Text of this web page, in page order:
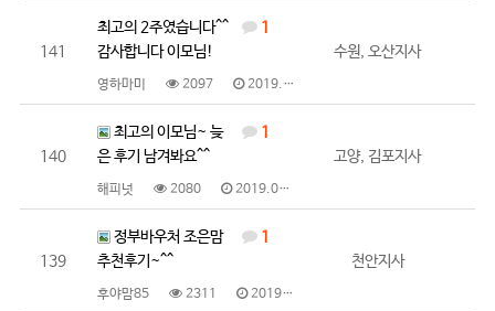
141
1
최고의 2주였습니다^^
감사합니다 이모님!
영하마미 2097 2019.03.27
수원, 오산지사
140
1
최고의 이모님~ 늦
은 후기 남겨봐요^^
해피넛 2080 2019.03.26
고양, 김포지사
139
1
정부바우처 조은맘
추천후기~^^
후야맘85 2311 2019.03.15
천안지사